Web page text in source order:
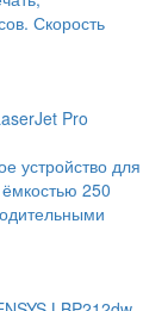
Скорость
Pro
устройство для
250